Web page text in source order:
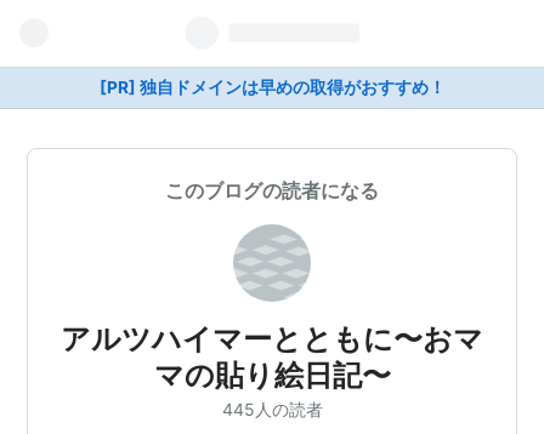
[PR] 独自ドメインは早めの取得がおすすめ！
このブログの読者になる
アルツハイマーとともに〜おマ
マの貼り絵日記〜
445人の読者